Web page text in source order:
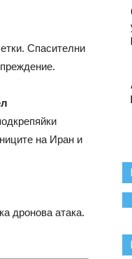
Спасителни
на Иран и
дронова атака.